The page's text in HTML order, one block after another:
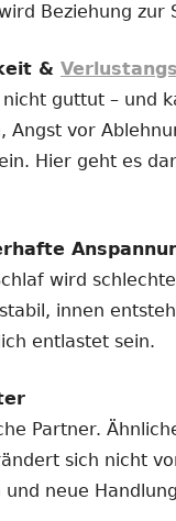
Beziehung zur
&
guttut – und
Angst vor
Hier geht es
wird
innen
entlastet sein.
Partner.
sich nicht
neue